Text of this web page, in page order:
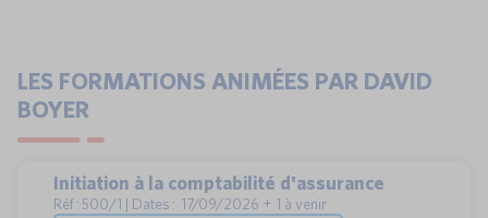
LES FORMATIONS ANIMÉES PAR DAVID
BOYER
Initiation à la comptabilité d'assurance
Réf : 500/1 | Dates : 17/09/2026 + 1 à venir